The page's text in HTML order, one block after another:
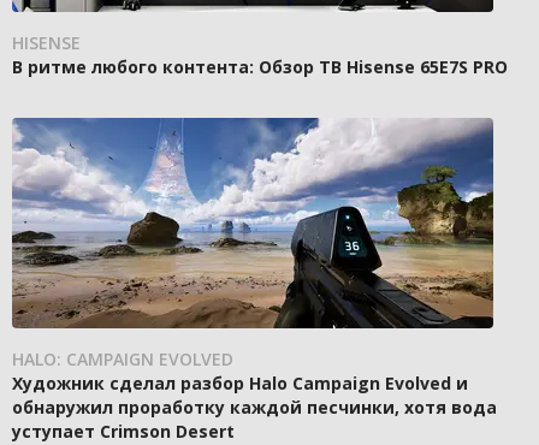
HISENSE
В ритме любого контента: Обзор ТВ Hisense 65E7S PRO
HALO: CAMPAIGN EVOLVED
Художник сделал разбор Halo Campaign Evolved и
обнаружил проработку каждой песчинки, хотя вода
уступает Crimson Desert